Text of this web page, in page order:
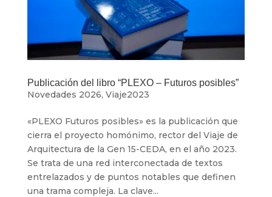
Publicación del libro “PLEXO – Futuros posibles”
Novedades 2026, Viaje2023
«PLEXO Futuros posibles» es la publicación que
cierra el proyecto homónimo, rector del Viaje de
Arquitectura de la Gen 15-CEDA, en el año 2023.
Se trata de una red interconectada de textos
entrelazados y de puntos notables que definen
una trama compleja. La clave...